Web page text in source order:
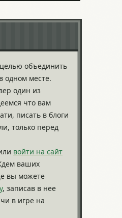
объединить
одном месте.
один из
что вам
писать в блоги
только перед
войти на сайт
ваших
вы можете
, записав в нее
в игре на